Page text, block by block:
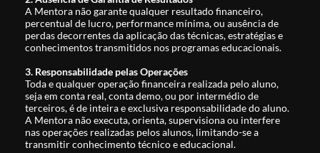
A Mentora não garante qualquer resultado financeiro,
percentual de lucro, performance mínima, ou ausência de
perdas decorrentes da aplicação das técnicas, estratégias e
conhecimentos transmitidos nos programas educacionais.
3. Responsabilidade pelas Operações
Toda e qualquer operação financeira realizada pelo aluno,
seja em conta real, conta demo, ou por intermédio de
terceiros, é de inteira e exclusiva responsabilidade do aluno.
A Mentora não executa, orienta, supervisiona ou interfere
nas operações realizadas pelos alunos, limitando-se a
transmitir conhecimento técnico e educacional.